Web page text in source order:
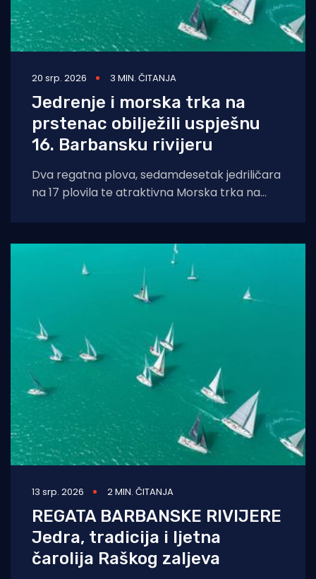
20 srp. 2026 3 MIN. ČITANJA
Jedrenje i morska trka na
prstenac obilježili uspješnu
16. Barbansku rivijeru
Dva regatna plova, sedamdesetak jedriličara
na 17 plovila te atraktivna Morska trka na
13 srp. 2026 2 MIN. ČITANJA
REGATA BARBANSKE RIVIJERE
Jedra, tradicija i ljetna
čarolija Raškog zaljeva